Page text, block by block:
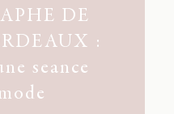
DE
:
seance